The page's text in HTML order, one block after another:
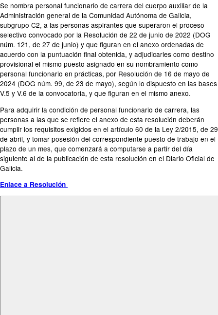
Se nombra personal funcionario de carrera del cuerpo auxiliar de la
Administración general de la Comunidad Autónoma de Galicia,
subgrupo C2, a las personas aspirantes que superaron el proceso
selectivo convocado por la Resolución de 22 de junio de 2022 (DOG
núm. 121, de 27 de junio) y que figuran en el anexo ordenadas de
acuerdo con la puntuación final obtenida, y adjudicarles como destino
provisional el mismo puesto asignado en su nombramiento como
personal funcionario en prácticas, por Resolución de 16 de mayo de
2024 (DOG núm. 99, de 23 de mayo), según lo dispuesto en las bases
V.5 y V.6 de la convocatoria, y que figuran en el mismo anexo.
Para adquirir la condición de personal funcionario de carrera, las
personas a las que se refiere el anexo de esta resolución deberán
cumplir los requisitos exigidos en el artículo 60 de la Ley 2/2015, de 29
de abril, y tomar posesión del correspondiente puesto de trabajo en el
plazo de un mes, que comenzará a computarse a partir del día
siguiente al de la publicación de esta resolución en el Diario Oficial de
Galicia.
Enlace a Resolución